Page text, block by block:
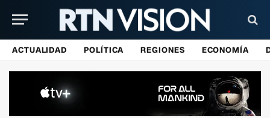
ACTUALIDAD POLÍTICA REGIONES ECONOMÍA